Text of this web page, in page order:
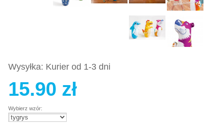
Wysyłka: Kurier od 1-3 dni
15.90 zł
Wybierz wzór: